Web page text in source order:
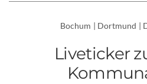
Bochum | Dortmund |
Liveticker